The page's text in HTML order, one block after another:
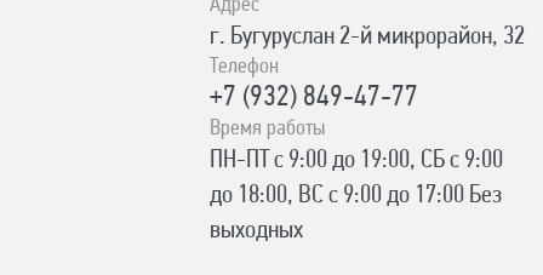
Адрес
г. Бугуруслан 2-й микрорайон, 32
Телефон
+7 (932) 849-47-77
Время работы
ПН-ПТ с 9:00 до 19:00, СБ с 9:00
до 18:00, ВС с 9:00 до 17:00 Без
выходных